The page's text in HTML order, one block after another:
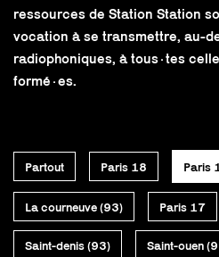
ressources de Station Station
vocation à se transmettre, au-
radiophoniques, à tous·tes
formé·es.
Partout Paris 18 Paris
La courneuve (93) Paris 17
Saint-denis (93) Saint-ouen